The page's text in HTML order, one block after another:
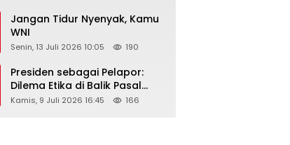
Jangan Tidur Nyenyak, Kamu
WNI
Senin, 13 Juli 2026 10:05 190
Presiden sebagai Pelapor:
Dilema Etika di Balik Pasal
218–220 KUHP
Kamis, 9 Juli 2026 16:45 166